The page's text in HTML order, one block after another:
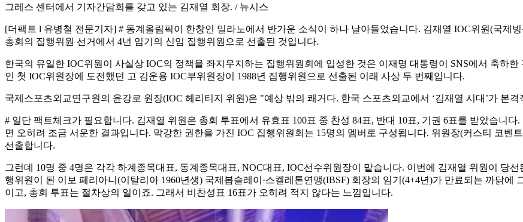
그레스 센터에서 기자간담회를 갖고 있는 김재열 회장. / 뉴시스
[더팩트 l 유병철 전문기자] # 동계올림픽이 한창인 밀라노에서 반가운 소식이 하나 날아들었습니다. 김재열 IOC위원(국제
총회의 집행위원 선거에서 4년 임기의 신임 집행위원으로 선출된 것입니다.
한국의 유일한 IOC위원이 사실상 IOC의 정책을 좌지우지하는 집행위원회에 입성한 것은 이재명 대통령이 SNS에서 축하
인 첫 IOC위원장에 도전했던 고 김운용 IOC부위원장이 1988년 집행위원으로 선출된 이래 사상 두 번째입니다.
국제스포츠외교연구원의 윤강로 원장(IOC 헤리티지 위원)은 "예상 밖의 쾌거다. 한국 스포츠외교에서 ‘김재열 시대’가 본
# 일단 팩트체크가 필요합니다. 김재열 위원은 총회 투표에서 유효표 100표 중 찬성 84표, 반대 10표, 기권 6표를 받았습니
면 오히려 조금 서운한 결과입니다. 막강한 권한을 가진 IOC 집행위원회는 15명의 멤버로 구성됩니다. 위원장(커스티 코벤
선출합니다.
그런데 10명 중 4명은 각각 하계종목대표, 동계종목대표, NOC대표, IOC선수위원장이 맡습니다. 이번에 김재열 위원이 당
행위원이 된 이보 페리아니(이탈리아 1960년생) 국제봅슬레이·스켈레톤연맹(IBSF) 회장의 임기(4+4년)가 만료되는 까닭
이고, 총회 투표는 절차상의 일이죠. 그래서 비찬성표 16표가 오히려 적지 않다는 느낌입니다.